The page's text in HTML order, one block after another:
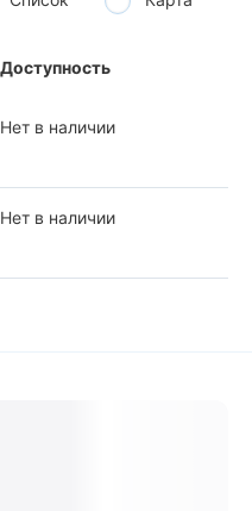
Доступность
Нет в наличии
Нет в наличии